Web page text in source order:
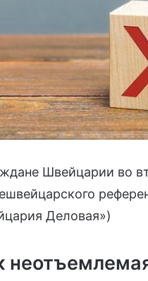
Швейцарии во
Деловая»)